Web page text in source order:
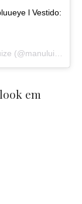
l Vestido:
em